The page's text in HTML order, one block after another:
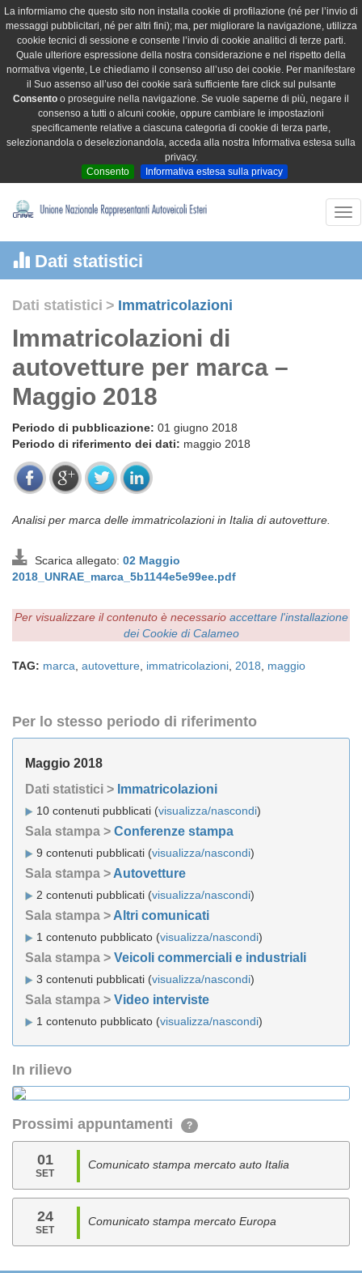
La informiamo che questo sito non installa cookie di profilazione (né per l’invio di
messaggi pubblicitari, né per altri fini); ma, per migliorare la navigazione, utilizza
cookie tecnici di sessione e consente l’invio di cookie analitici di terze parti.
Quale ulteriore espressione della nostra considerazione e nel rispetto della
normativa vigente, Le chiediamo il consenso all’uso dei cookie. Per manifestare
il Suo assenso all’uso dei cookie sarà sufficiente fare click sul pulsante
Consento o proseguire nella navigazione. Se vuole saperne di più, negare il
consenso a tutti o alcuni cookie, oppure cambiare le impostazioni
specificamente relative a ciascuna categoria di cookie di terza parte,
selezionandola o deselezionandola, acceda alla nostra Informativa estesa sulla
privacy.
Consento
Informativa estesa sulla privacy
Dati statistici
Dati statistici > Immatricolazioni
Immatricolazioni di
autovetture per marca –
Maggio 2018
Periodo di pubblicazione: 01 giugno 2018
Periodo di riferimento dei dati: maggio 2018
Analisi per marca delle immatricolazioni in Italia di autovetture.
Scarica allegato: 02 Maggio
2018_UNRAE_marca_5b1144e5e99ee.pdf
Per visualizzare il contenuto è necessario accettare l'installazione
dei Cookie di Calameo
TAG: marca autovetture immatricolazioni 2018 maggio
Per lo stesso periodo di riferimento
Maggio 2018
Dati statistici > Immatricolazioni
10 contenuti pubblicati (visualizza/nascondi)
Sala stampa > Conferenze stampa
9 contenuti pubblicati (visualizza/nascondi)
Sala stampa > Autovetture
2 contenuti pubblicati (visualizza/nascondi)
Sala stampa > Altri comunicati
1 contenuto pubblicato (visualizza/nascondi)
Sala stampa > Veicoli commerciali e industriali
3 contenuti pubblicati (visualizza/nascondi)
Sala stampa > Video interviste
1 contenuto pubblicato (visualizza/nascondi)
In rilievo
Prossimi appuntamenti ?
01
SET
Comunicato stampa mercato auto Italia
24
SET
Comunicato stampa mercato Europa